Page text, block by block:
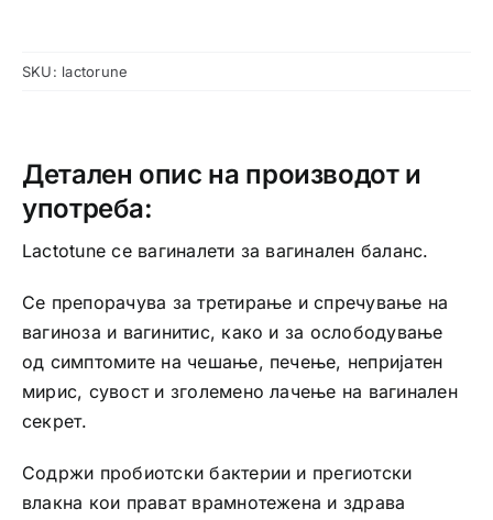
SKU: lactorune
Детален опис на производот и
употреба:
Lactotune се вагиналети за вагинален баланс.
Се препорачува за третирање и спречување на
вагиноза и вагинитис, како и за ослободување
од симптомите на чешање, печење, непријатен
мирис, сувост и зголемено лачење на вагинален
секрет.
Содржи пробиотски бактерии и прегиотски
влакна кои прават врамнотежена и здрава